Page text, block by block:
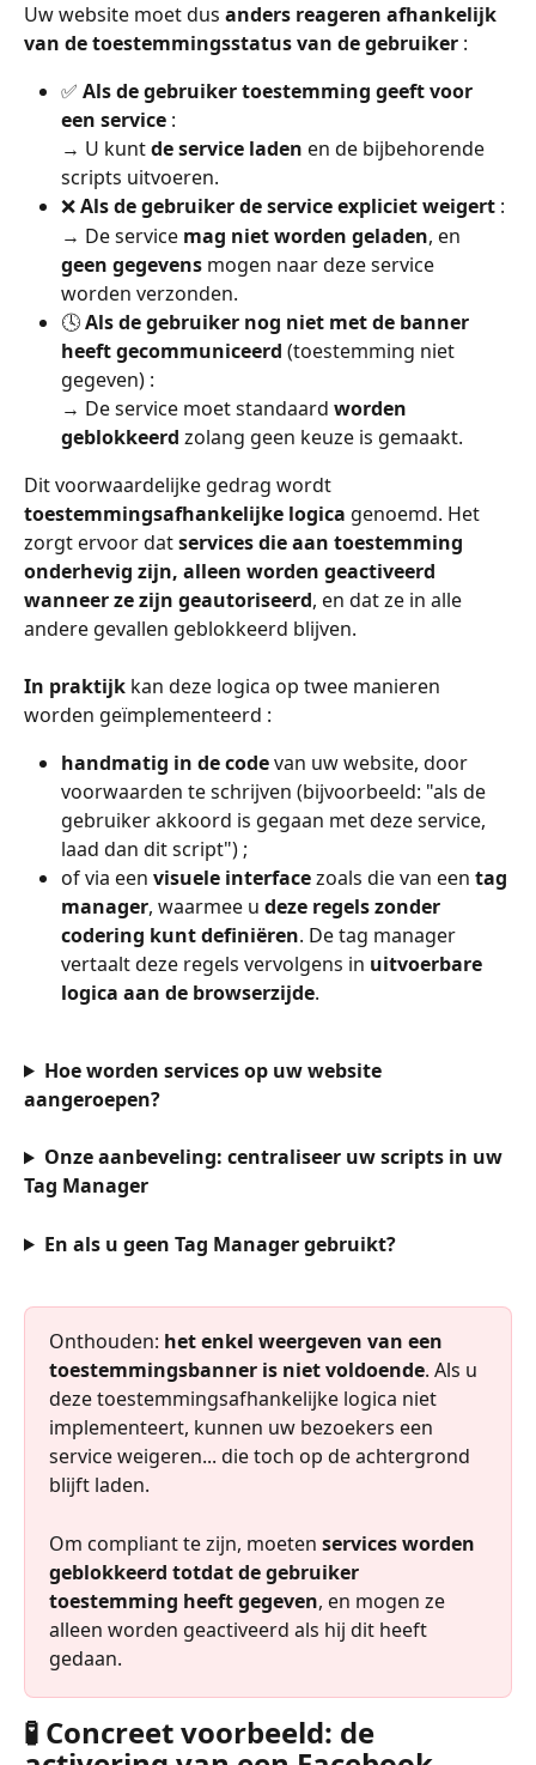
Uw website moet dus anders reageren afhankelijk
van de toestemmingsstatus van de gebruiker :
✅ Als de gebruiker toestemming geeft voor
een service :
→ U kunt de service laden en de bijbehorende
scripts uitvoeren.
❌ Als de gebruiker de service expliciet weigert :
→ De service mag niet worden geladen, en
geen gegevens mogen naar deze service
worden verzonden.
🕓 Als de gebruiker nog niet met de banner
heeft gecommuniceerd (toestemming niet
gegeven) :
→ De service moet standaard worden
geblokkeerd zolang geen keuze is gemaakt.
Dit voorwaardelijke gedrag wordt
toestemmingsafhankelijke logica genoemd. Het
zorgt ervoor dat services die aan toestemming
onderhevig zijn, alleen worden geactiveerd
wanneer ze zijn geautoriseerd, en dat ze in alle
andere gevallen geblokkeerd blijven.
In praktijk kan deze logica op twee manieren
worden geïmplementeerd :
handmatig in de code van uw website, door
voorwaarden te schrijven (bijvoorbeeld: "als de
gebruiker akkoord is gegaan met deze service,
laad dan dit script") ;
of via een visuele interface zoals die van een tag
manager, waarmee u deze regels zonder
codering kunt definiëren. De tag manager
vertaalt deze regels vervolgens in uitvoerbare
logica aan de browserzijde.
Hoe worden services op uw website
aangeroepen?
Onze aanbeveling: centraliseer uw scripts in uw
Tag Manager
En als u geen Tag Manager gebruikt?
Onthouden: het enkel weergeven van een
toestemmingsbanner is niet voldoende. Als u
deze toestemmingsafhankelijke logica niet
implementeert, kunnen uw bezoekers een
service weigeren... die toch op de achtergrond
blijft laden.
Om compliant te zijn, moeten services worden
geblokkeerd totdat de gebruiker
toestemming heeft gegeven, en mogen ze
alleen worden geactiveerd als hij dit heeft
gedaan.
🧪 Concreet voorbeeld: de